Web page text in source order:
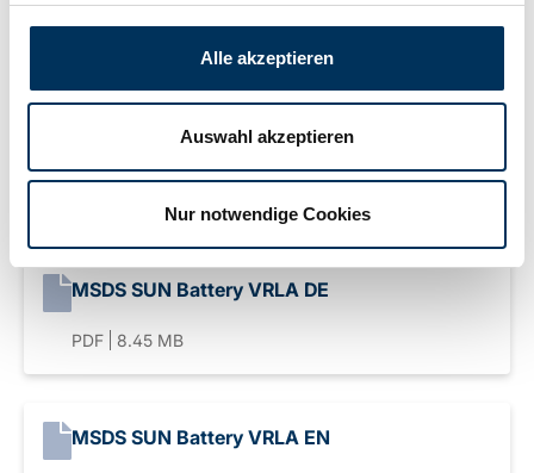
Alle akzeptieren
Auswahl akzeptieren
Nur notwendige Cookies
SUN Battery
11kg
Downloads
MSDS SUN Battery VRLA DE
PDF 8.45 MB
MSDS SUN Battery VRLA EN